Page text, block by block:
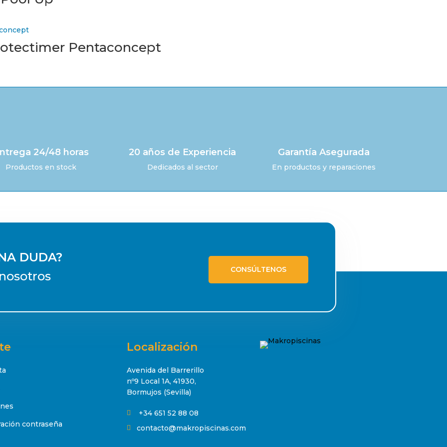
Pentaconcept
24/48 horas
Productos en stock
20 años de Experiencia
Dedicados al sector
Garantía Asegurada
En productos y reparaciones
DUDA?
CONSÚLTENOS
contraseña
Localización
Avenida del Barrerillo
nº9 Local 1A, 41930,
Bormujos (Sevilla)
 +34 651 52 88 08
 contacto@makropiscinas.com